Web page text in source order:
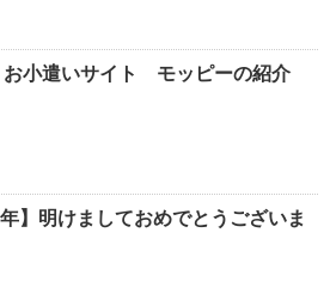
お小遣いサイト モッピーの紹介
年】明けましておめでとうございま